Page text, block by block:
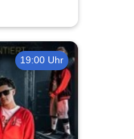
19:00 Uhr